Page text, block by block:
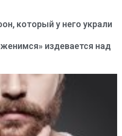
который у него украли
издевается над